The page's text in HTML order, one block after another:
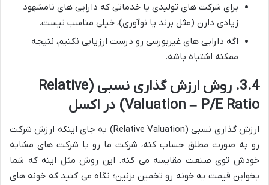
برای شرکت های تولیدی یا خدماتی که دارایی های نامشهود
زیادی دارن (مثل برند یا نوآوری)، خیلی مناسب نیست.
اگه دارایی های غیربورسی رو درست ارزیابی نکنیم، نتیجه
ممکنه اشتباه باشه.
3.4. روش ارزش گذاری نسبی (Relative
Valuation – P/E Ratio) در اکسل
ارزش گذاری نسبی (Relative Valuation) به جای اینکه ارزش شرکت
رو به صورت مطلق حساب کنه، شرکت ما رو با شرکت های مشابه
خودش توی صنعت مقایسه می کنه. این روش مثل اینه که شما
بخواین قیمت یه خونه رو تخمین بزنین؛ نگاه می کنید که خونه های